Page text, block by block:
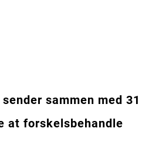
sammen med 31
at forskelsbehandle